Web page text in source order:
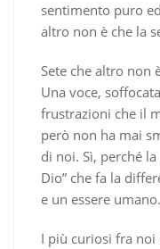
sentimento puro
altro non è che la
Sete che altro non
Una voce,
frustrazioni che il
però non ha mai
di noi. Sì, perché
Dio” che fa la
e un essere umano.
I più curiosi fra noi